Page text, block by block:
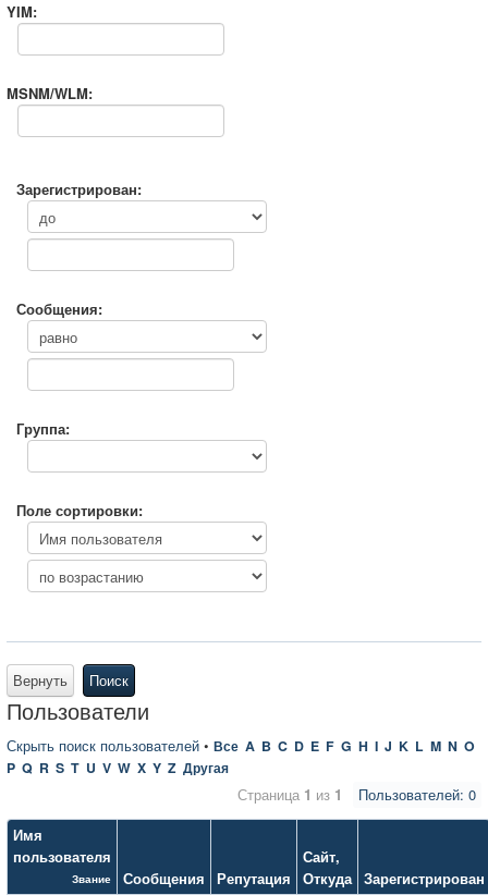
YIM:
MSNM/WLM:
Зарегистрирован:
Сообщения:
Группа:
Поле сортировки:
Вернуть Поиск
Пользователи
Скрыть поиск пользователей • Все A B C D E F G H I J K L M N O
P Q R S T U V W X Y Z Другая
Пользователей: 0
Страница 1 из 1
Имя
пользователя
Звание Сообщения Репутация
Сайт,
Откуда Зарегистрирован